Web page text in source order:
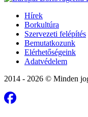
Hírek
Borkultúra
Szervezeti felépítés
Bemutatkozunk
Elérhetőségeink
Adatvédelem
2014 - 2026 © Minden